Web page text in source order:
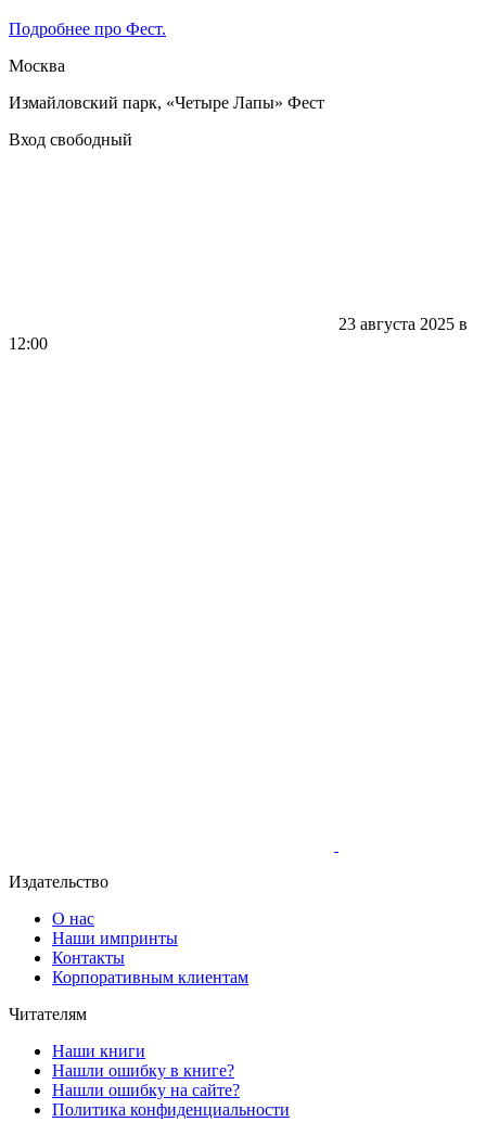
Подробнее про Фест.
Москва
Измайловский парк, «Четыре Лапы» Фест
Вход свободный
23 августа 2025 в
12:00
Издательство
О нас
Наши импринты
Контакты
Корпоративным клиентам
Читателям
Наши книги
Нашли ошибку в книге?
Нашли ошибку на сайте?
Политика конфиденциальности